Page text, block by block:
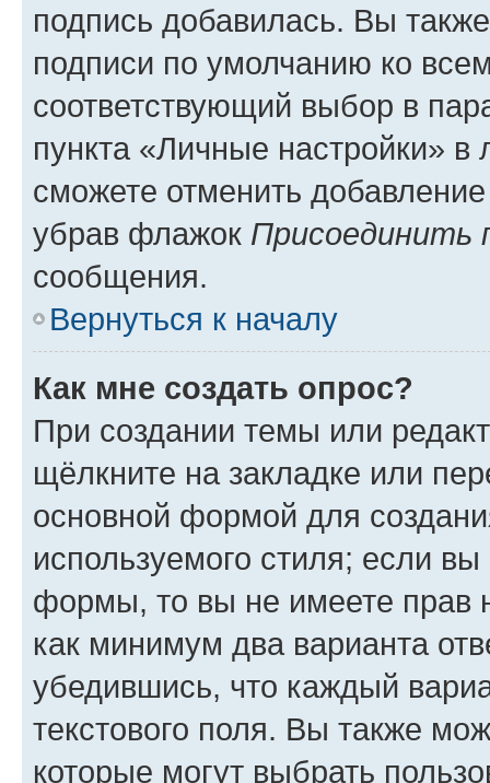
подпись добавилась. Вы
подписи по умолчанию ко
соответствующий выбор в
пункта «Личные настройки»
сможете отменить
убрав флажок Присоединить
сообщения.
Вернуться к началу
Как мне создать опрос?
При создании темы или
щёлкните на закладке или
основной формой для
используемого стиля; если
формы, то вы не имеете прав
как минимум два варианта
убедившись, что каждый
текстового поля. Вы также
которые могут выбрать